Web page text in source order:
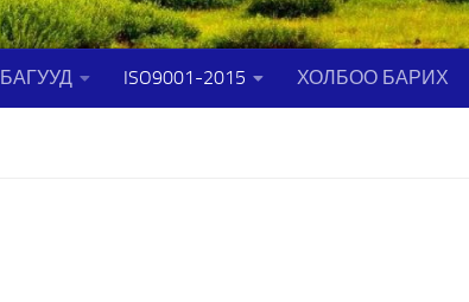
БАГУУД ISO9001-2015 ХОЛБОО БАРИХ